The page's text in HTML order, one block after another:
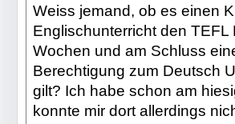
Weiss jemand, ob es einen
Englischunterricht den
Wochen und am Schluss
Berechtigung zum Deutsch
gilt? Ich habe schon am
konnte mir dort allerdings